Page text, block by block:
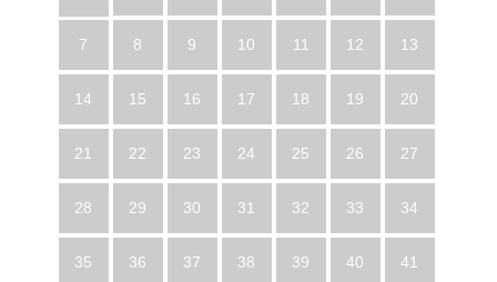
7 8 9 10 11 12 13
14 15 16 17 18 19 20
21 22 23 24 25 26 27
28 29 30 31 32 33 34
35 36 37 38 39 40 41